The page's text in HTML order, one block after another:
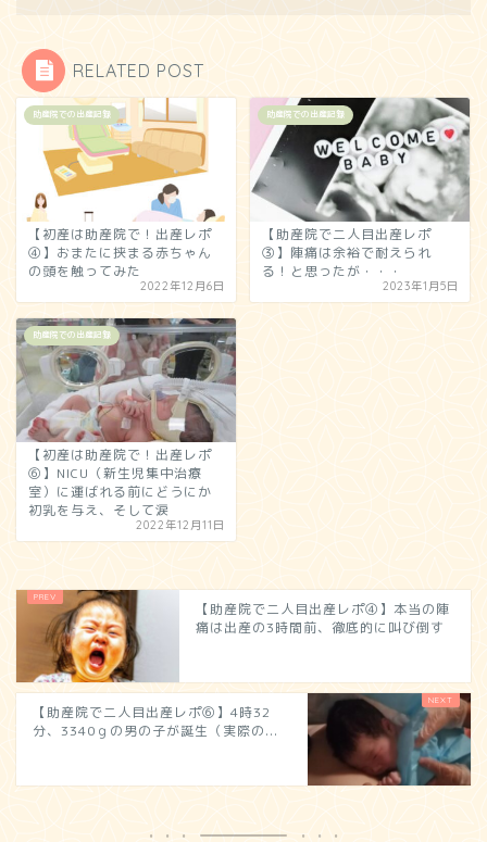
RELATED POST
助産院での出産記録
【初産は助産院で！出産レポ
④】おまたに挟まる赤ちゃん
の頭を触ってみた
2022年12月6日
助産院での出産記録
【助産院で二人目出産レポ
③】陣痛は余裕で耐えられ
る！と思ったが・・・
2023年1月5日
助産院での出産記録
【初産は助産院で！出産レポ
⑥】NICU（新生児集中治療
室）に運ばれる前にどうにか
初乳を与え、そして涙
2022年12月11日
【助産院で二人目出産レポ④】本当の陣
痛は出産の3時間前、徹底的に叫び倒す
【助産院で二人目出産レポ⑥】4時32
分、3340ｇの男の子が誕生（実際の...